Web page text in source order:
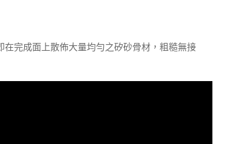
完成面上散佈大量均勻之矽砂骨材，粗糙無接